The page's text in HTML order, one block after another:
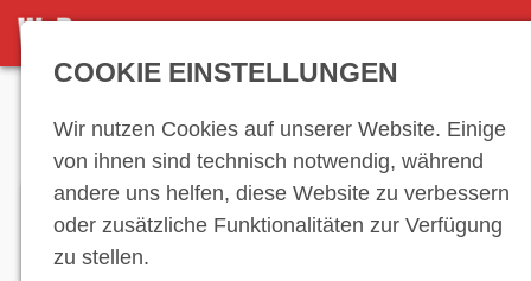
DETAILSEITE
COOKIE EINSTELLUNGEN
Wir nutzen Cookies auf unserer Website. Einige
von ihnen sind technisch notwendig, während
andere uns helfen, diese Website zu verbessern
oder zusätzliche Funktionalitäten zur Verfügung
zu stellen.